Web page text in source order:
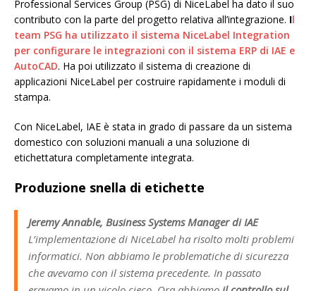
Professional Services Group (PSG) di NiceLabel ha dato il suo
contributo con la parte del progetto relativa all’integrazione. Il
team PSG ha utilizzato il sistema NiceLabel Integration
per configurare le integrazioni con il sistema ERP di IAE e
AutoCAD. Ha poi utilizzato il sistema di creazione di
applicazioni NiceLabel per costruire rapidamente i moduli di
stampa.
Con NiceLabel, IAE è stata in grado di passare da un sistema
domestico con soluzioni manuali a una soluzione di
etichettatura completamente integrata.
Produzione snella di etichette
Jeremy Annable, Business Systems Manager di IAE
L’implementazione di NiceLabel ha risolto molti problemi
informatici. Non abbiamo le problematiche di sicurezza
che avevamo con il sistema precedente. In passato